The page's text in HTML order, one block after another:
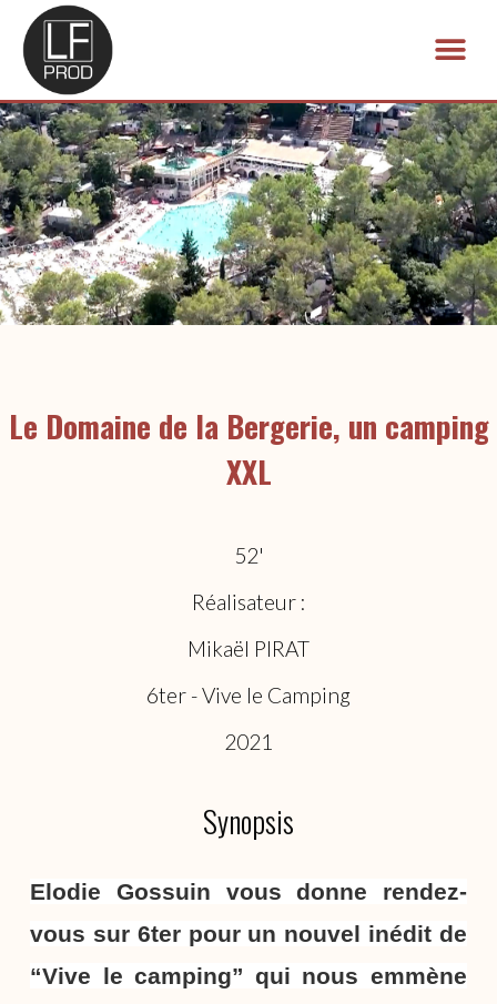
contenu
Le Domaine de la Bergerie, un camping
XXL
52'
Réalisateur :
Mikaël PIRAT
6ter - Vive le Camping
2021
Synopsis
Elodie Gossuin vous donne rendez-
vous sur 6ter pour un nouvel inédit de
“Vive le camping” qui nous emmène